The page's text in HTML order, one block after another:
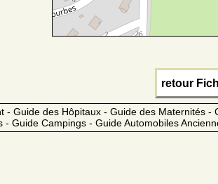
retour
Guide des Hôpitaux - Guide des Maternités -
Guide Campings - Guide Automobiles